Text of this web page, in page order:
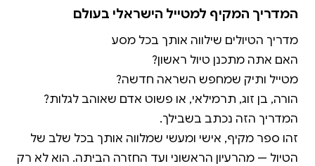
המדריך המקיף למטייל הישראלי בעולם
זהו ספר מקיף, אישי ומעשי שמלווה אותך בכל שלב של
הטיול — מהרעיון הראשוני ועד החזרה הביתה. הוא לא רק